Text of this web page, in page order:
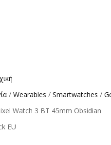
/ Wearables / Smartwatches /
Watch 3 BT 45mm Obsidian
EU